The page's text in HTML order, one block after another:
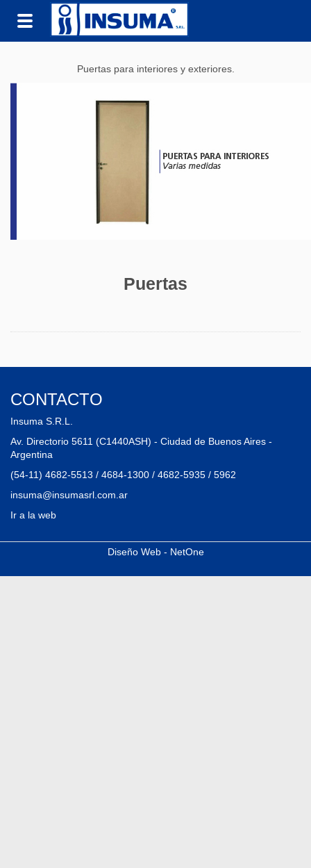
Toggle
navigation
Puertas para interiores y exteriores.
Puertas
CONTACTO
Insuma S.R.L.
Av. Directorio 5611 (C1440ASH) - Ciudad de Buenos Aires -
Argentina
(54-11) 4682-5513 / 4684-1300 / 4682-5935 / 5962
insuma@insumasrl.com.ar
Ir a la web
Diseño Web - NetOne